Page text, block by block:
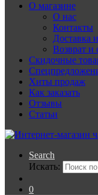
О магазине
О нас
Контакты
Доставка
Возврат и
Скидочные
Хиты продаж
Как заказать
Отзывы
Статьи
Search
Искать:
0